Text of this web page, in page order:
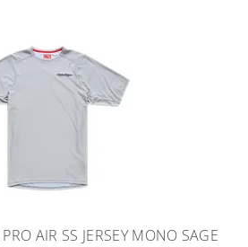
AIR SS JERSEY MONO SAGE